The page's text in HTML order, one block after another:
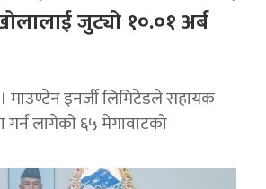
जुट्यो १०.०१ अर्ब
माउण्टेन इनर्जी लिमिटेडले सहायक
गर्न लागेको ६५ मेगावाटको